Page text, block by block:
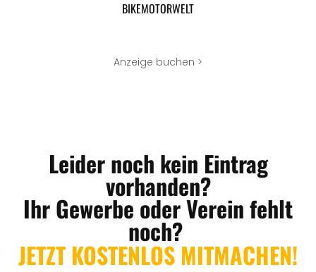
BIKEMOTORWELT
Anzeige buchen >
Leider noch kein Eintrag
vorhanden?
Ihr Gewerbe oder Verein fehlt
noch?
JETZT KOSTENLOS MITMACHEN!